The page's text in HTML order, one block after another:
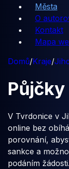
Města
O
Kontakt
Mapa
Domů/Kraje/
Půjčky
V Tvrdonice v
online bez
porovnání,
sankce a
podáním